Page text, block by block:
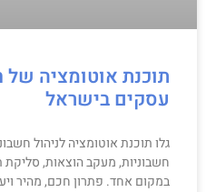
תוכנת אוטומציה של
עסקים בישראל
גלו תוכנת אוטומציה לניהול
חשבוניות, מעקב הוצאות, סליקת
במקום אחד. פתרון חכם, מהיר